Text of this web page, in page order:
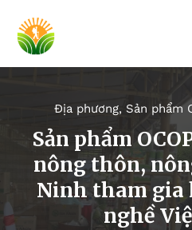
Địa phương, Sản phẩm
Sản phẩm
nông thôn,
Ninh tham gia
nghề